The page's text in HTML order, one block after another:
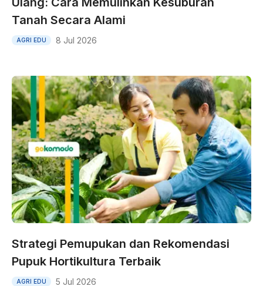
Tanah Secara Alami
AGRI EDU 8 Jul 2026
Strategi Pemupukan dan Rekomendasi
Pupuk Hortikultura Terbaik
AGRI EDU 5 Jul 2026